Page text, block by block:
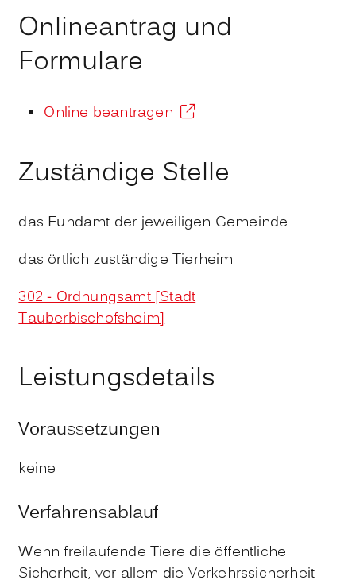
Onlineantrag und
Formulare
Online beantragen
Zuständige Stelle
das Fundamt der jeweiligen Gemeinde
das örtlich zuständige Tierheim
302 - Ordnungsamt [Stadt
Tauberbischofsheim]
Leistungsdetails
Voraussetzungen
keine
Verfahrensablauf
Wenn freilaufende Tiere die öffentliche
Sicherheit, vor allem die Verkehrssicherheit